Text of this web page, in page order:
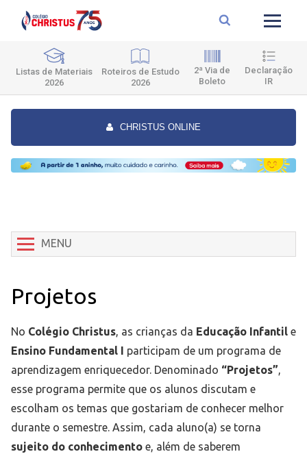
Listas de Materiais
2026
Roteiros de Estudo
2026
2ª Via de
Boleto
Declaração
IR
CHRISTUS ONLINE
MENU
Projetos
No Colégio Christus, as crianças da Educação Infantil e
Ensino Fundamental I participam de um programa de
aprendizagem enriquecedor. Denominado “Projetos”,
esse programa permite que os alunos discutam e
escolham os temas que gostariam de conhecer melhor
durante o semestre. Assim, cada aluno(a) se torna
sujeito do conhecimento e, além de saberem